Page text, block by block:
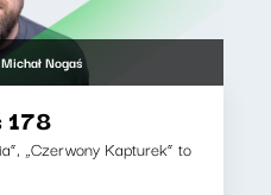
Michał Nogaś
178
„Czerwony Kapturek” to